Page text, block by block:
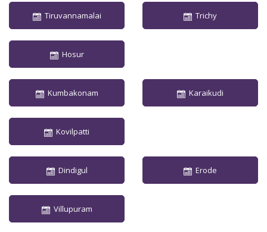
Tiruvannamalai Trichy
Hosur
Kumbakonam Karaikudi
Kovilpatti
Dindigul Erode
Villupuram